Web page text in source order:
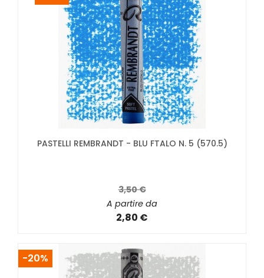
PASTELLI REMBRANDT - BLU FTALO N. 5 (570.5)
3,50 €
A partire da
2,80 €
-20%